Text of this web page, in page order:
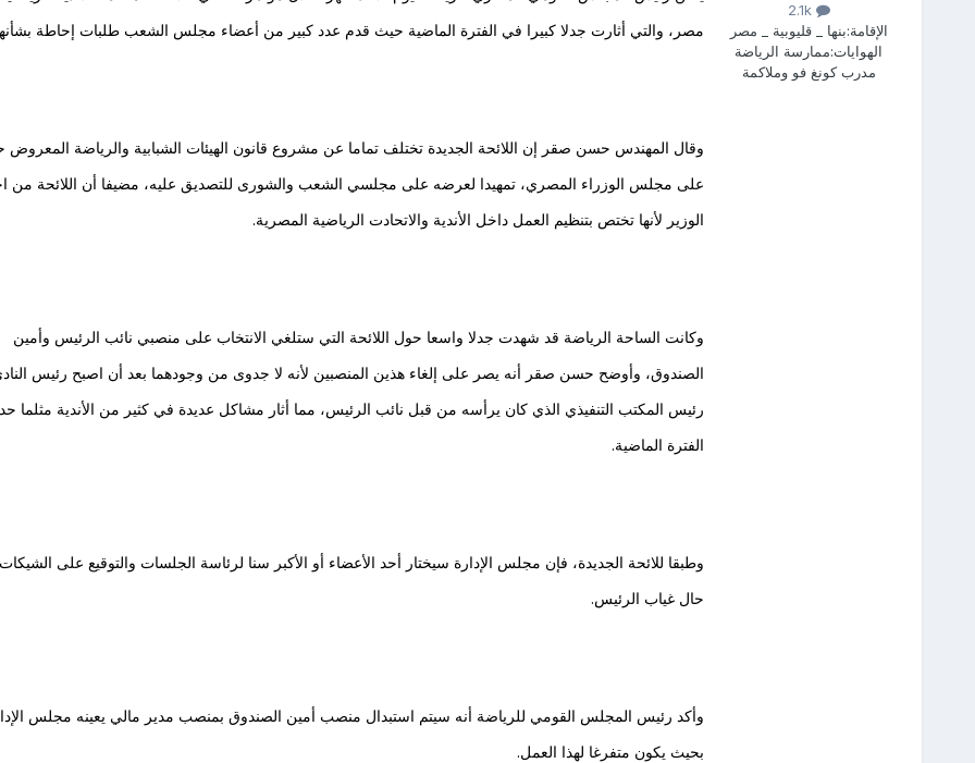
2.1k
الإقامة:بنها _ قليوبية _ مصر
الهوايات:ممارسة الرياضة
مدرب كونغ فو وملاكمة
مصر، والتي أثارت جدلا كبيرا في الفترة الماضية حيث قدم عدد كبير من أعضاء مجلس الشعب طلبات إحاطة
وقال المهندس حسن صقر إن اللائحة الجديدة تختلف تماما عن مشروع قانون الهيئات الشبابية والرياضة المعروض
على مجلس الوزراء المصري، تمهيدا لعرضه على مجلسي الشعب والشورى للتصديق عليه، مضيفا أن اللائحة من
الوزير لأنها تختص بتنظيم العمل داخل الأندية والاتحادت الرياضية المصرية.
وكانت الساحة الرياضة قد شهدت جدلا واسعا حول اللائحة التي ستلغي الانتخاب على منصبي نائب الرئيس وأمين
الصندوق، وأوضح حسن صقر أنه يصر على إلغاء هذين المنصبين لأنه لا جدوى من وجودهما بعد أن اصبح رئيس
رئيس المكتب التنفيذي الذي كان يرأسه من قبل نائب الرئيس، مما أثار مشاكل عديدة في كثير من الأندية مثلما
الفترة الماضية.
وطبقا للائحة الجديدة، فإن مجلس الإدارة سيختار أحد الأعضاء أو الأكبر سنا لرئاسة الجلسات والتوقيع على
حال غياب الرئيس.
وأكد رئيس المجلس القومي للرياضة أنه سيتم استبدال منصب أمين الصندوق بمنصب مدير مالي يعينه مجلس
بحيث يكون متفرغا لهذا العمل.